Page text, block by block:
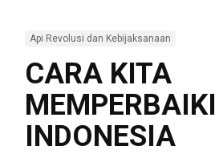
Api Revolusi dan Kebijaksanaan
CARA KITA
MEMPERBAIKI
INDONESIA